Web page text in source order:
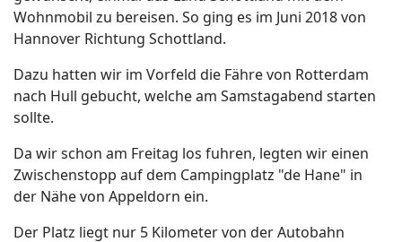
Wohnmobil zu bereisen. So ging es im Juni 2018 von
Hannover Richtung Schottland.
Dazu hatten wir im Vorfeld die Fähre von Rotterdam
nach Hull gebucht, welche am Samstagabend starten
sollte.
Da wir schon am Freitag los fuhren, legten wir einen
Zwischenstopp auf dem Campingplatz "de Hane" in
der Nähe von Appeldorn ein.
Der Platz liegt nur 5 Kilometer von der Autobahn